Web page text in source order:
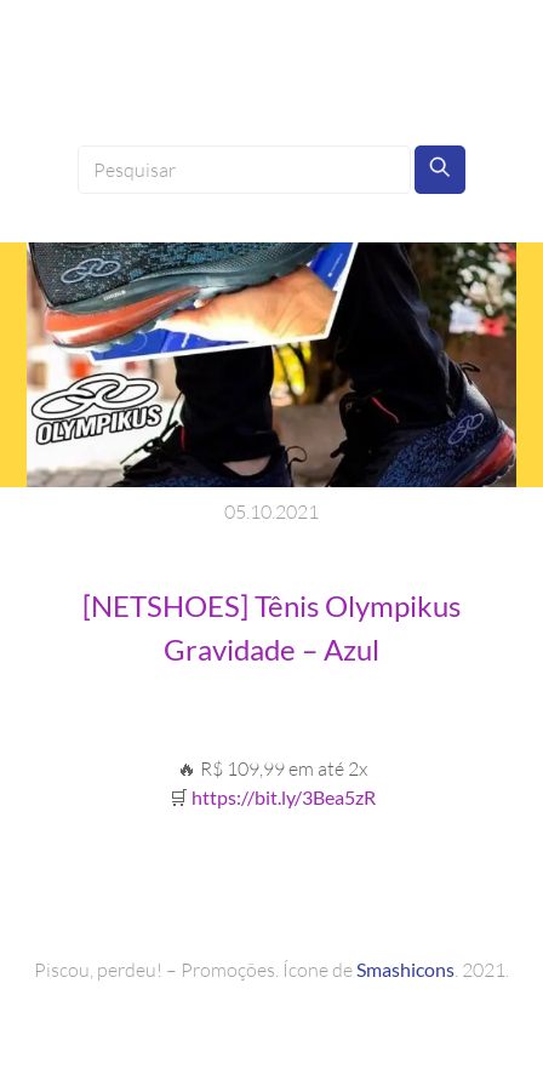
05 10 2021
[NETSHOES] Tênis Olympikus
Gravidade – Azul
🔥 R$ 109,99 em até 2x
🛒 https://bit.ly/3Bea5zR
Piscou, perdeu! – Promoções. Ícone de Smashicons . 2021.